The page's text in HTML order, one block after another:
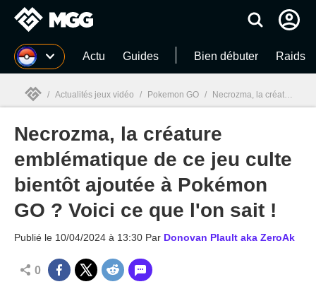
MGG Actu Guides Bien débuter Raids
MGG
/ Actualités jeux vidéo / Pokemon GO / Necrozma, la créature emblématique de ce jeu culte bientôt ajoutée à Pokémon GO ? Voici ce que l'on sait !
Necrozma, la créature
emblématique de ce jeu culte
bientôt ajoutée à Pokémon
GO ? Voici ce que l'on sait !
Publié le 10/04/2024 à 13:30 Par Donovan Plault aka ZeroAk
0